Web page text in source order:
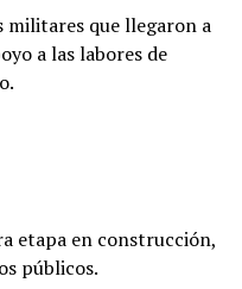
militares que llegaron a
a las labores de
etapa en construcción,
públicos.